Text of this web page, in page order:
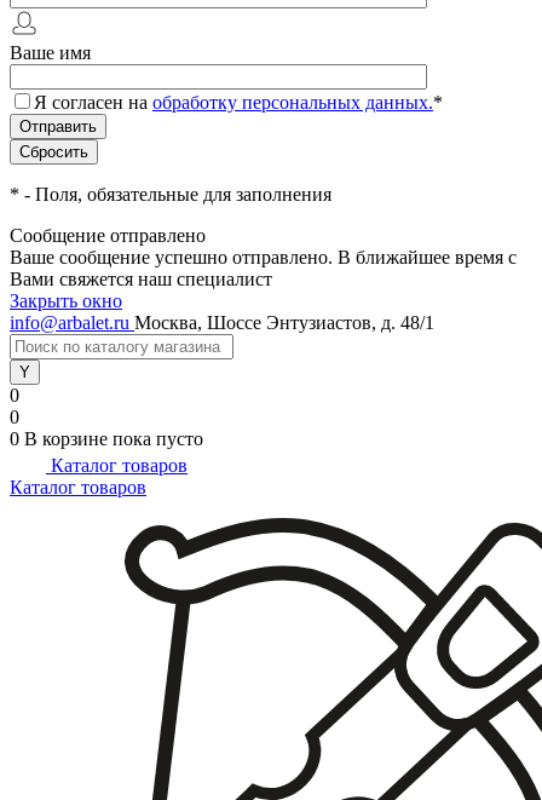
Ваше имя
Я согласен на обработку персональных данных.*
* - Поля, обязательные для заполнения
Сообщение отправлено
Ваше сообщение успешно отправлено. В ближайшее время с
Вами свяжется наш специалист
Закрыть окно
info@arbalet.ru Москва, Шоссе Энтузиастов, д. 48/1
0
0
0 В корзине пока пусто
Каталог товаров
Каталог товаров